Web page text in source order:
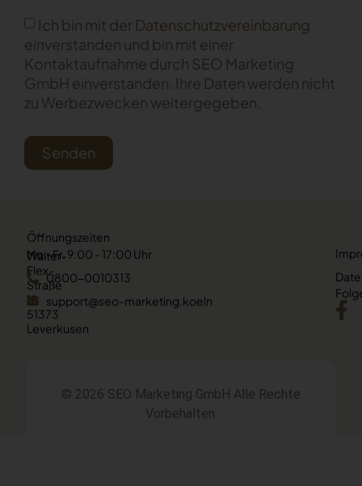
Ich bin mit der Datenschutzvereinbarung
einverstanden und bin mit einer
Kontaktaufnahme durch SEO Marketing
GmbH einverstanden. Ihre Daten werden nicht
zu Werbezwecken weitergegeben.
Senden
Walter-
Flex-
Straße
18
51373
Leverkusen
Öffnungszeiten
Mo.-Fr. 9:00 - 17:00 Uhr
0800-0010313
support@seo-marketing.koeln
© 2026 SEO Marketing GmbH Alle Rechte
Vorbehalten.